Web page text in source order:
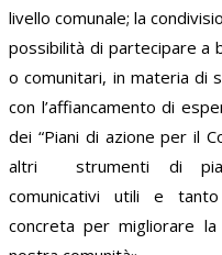
livello comunale; la
possibilità di partecipare a
o comunitari, in materia di
con l’affiancamento di
dei “Piani di azione per il
altri strumenti di
comunicativi utili e tanto
concreta per migliorare